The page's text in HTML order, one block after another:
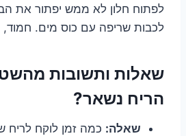
לפתוח חלון לא ממש יפתור את
לכבות שריפה עם כוס מים.
שאלות ותשובות
הריח נשאר?
שאלה: כמה זמן לוקח